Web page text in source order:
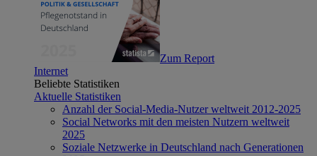
Zum Report
Internet
Beliebte Statistiken
Aktuelle Statistiken
Anzahl der Social-Media-Nutzer weltweit 2012-2025
Social Networks mit den meisten Nutzern weltweit
2025
Soziale Netzwerke in Deutschland nach Generationen